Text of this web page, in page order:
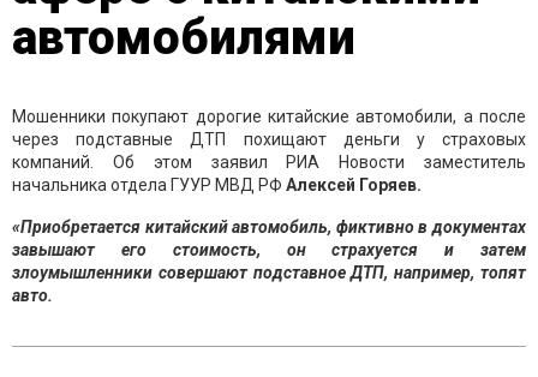
автомобилями
Мошенники покупают дорогие китайские автомобили, а после
через подставные ДТП похищают деньги у страховых
компаний. Об этом заявил РИА Новости заместитель
начальника отдела ГУУР МВД РФ Алексей Горяев.
«Приобретается китайский автомобиль, фиктивно в документах
завышают его стоимость, он страхуется и затем
злоумышленники совершают подставное ДТП, например, топят
авто.